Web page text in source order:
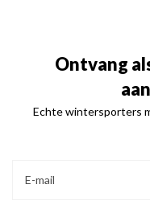
Ontvang
Echte wintersporters